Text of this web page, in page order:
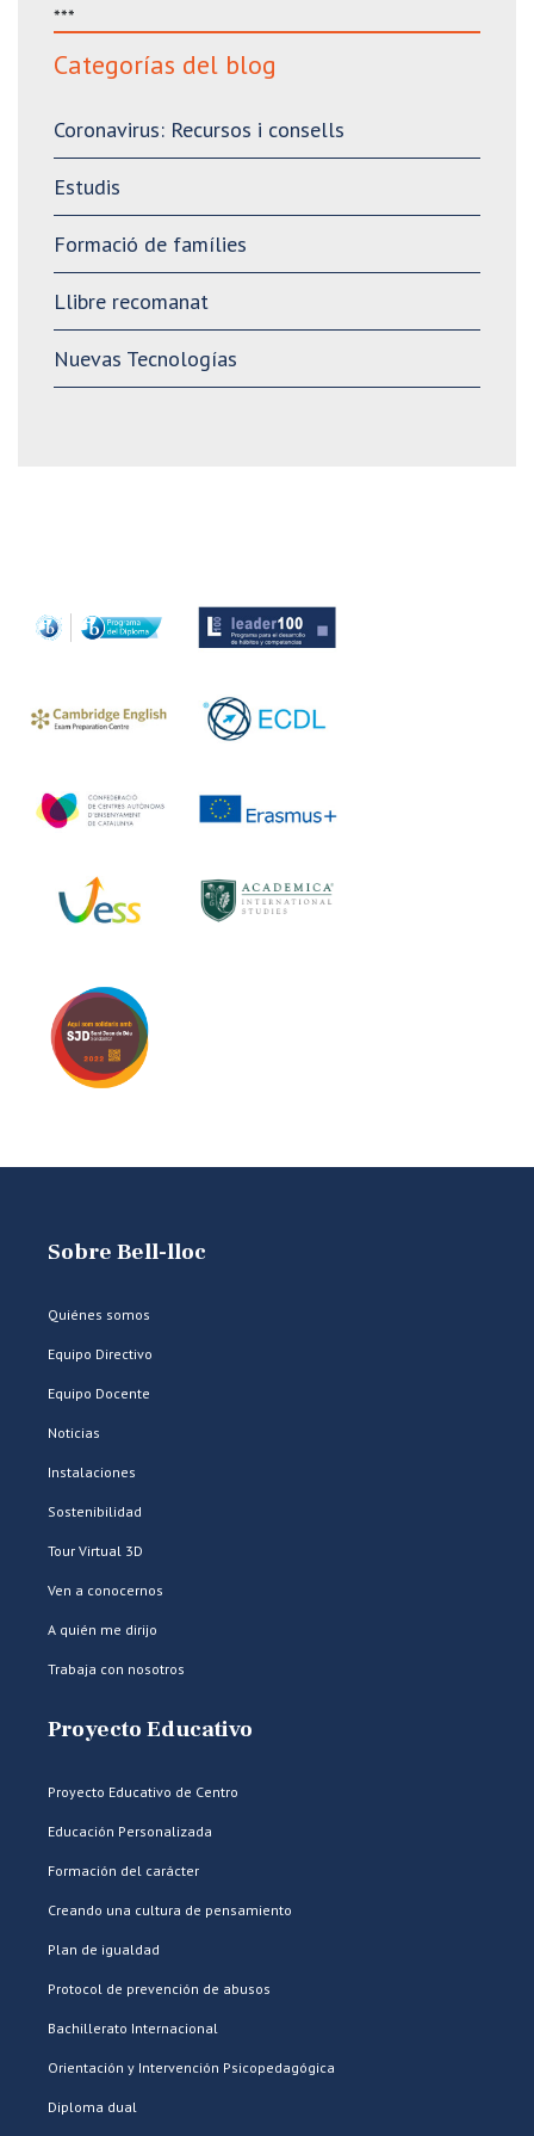
***
Categorías del blog
Coronavirus: Recursos i consells
Estudis
Formació de famílies
Llibre recomanat
Nuevas Tecnologías
Sobre Bell-lloc
Quiénes somos
Equipo Directivo
Equipo Docente
Noticias
Instalaciones
Sostenibilidad
Tour Virtual 3D
Ven a conocernos
A quién me dirijo
Trabaja con nosotros
Proyecto Educativo
Proyecto Educativo de Centro
Educación Personalizada
Formación del carácter
Creando una cultura de pensamiento
Plan de igualdad
Protocol de prevención de abusos
Bachillerato Internacional
Orientación y Intervención Psicopedagógica
Diploma dual